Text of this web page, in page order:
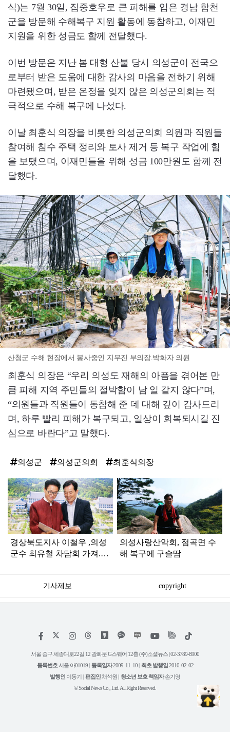
식)는 7월 30일, 집중호우로 큰 피해를 입은 경남 합천
군을 방문해 수해복구 지원 활동에 동참하고, 이재민
지원을 위한 성금도 함께 전달했다.
이번 방문은 지난 봄 대형 산불 당시 의성군이 전국으
로부터 받은 도움에 대한 감사의 마음을 전하기 위해
마련됐으며, 받은 온정을 잊지 않은 의성군의회는 적
극적으로 수해 복구에 나섰다.
이날 최훈식 의장을 비롯한 의성군의회 의원과 직원들
참여해 침수 주택 정리와 토사 제거 등 복구 작업에 힘
을 보탰으며, 이재민들을 위해 성금 100만원도 함께 전
달했다.
산청군 수해 현장에서 봉사중인 지무진 부의장.박화자 의원
최훈식 의장은 “우리 의성도 재해의 아픔을 겪어본 만
큼 피해 지역 주민들의 절박함이 남 일 같지 않다”며,
“의원들과 직원들이 동참해 준 데 대해 깊이 감사드리
며, 하루 빨리 피해가 복구되고, 일상이 회복되시길 진
심으로 바란다”고 말했다.
의성군 의성군의회 최훈식의장
탑
라
인
경상북도지사 이철우 ,의성
군수 최유철 차담회 가져..
의성사랑산악회, 점곡면 수
해 복구에 구슬땀
기사제보 copyright
페
스
인
타
램
위
트
유
튜
틱
서울 중구 세종대로22길 12 광화문 G스퀘어 12층 (주)소셜뉴스 | 02-3789-8900
등록번호 서울 아01019 | 등록일자2009. 11. 10 | 최초 발행일2010. 02. 02
발행인 이동기 | 편집인채석원 | 청소년 보호 책임자손기영
© Social News Co., Ltd. All Right Reserved.